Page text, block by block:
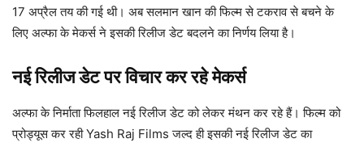
17 अप्रैल तय की गई थी। अब सलमान खान की फिल्म से टकराव से बचने के
लिए अल्फा के मेकर्स ने इसकी रिलीज डेट बदलने का निर्णय लिया है।
नई रिलीज डेट पर विचार कर रहे मेकर्स
अल्फा के निर्माता फिलहाल नई रिलीज डेट को लेकर मंथन कर रहे हैं। फिल्म को
प्रोड्यूस कर रहीYash Raj Films जल्द ही इसकी नई रिलीज डेट का